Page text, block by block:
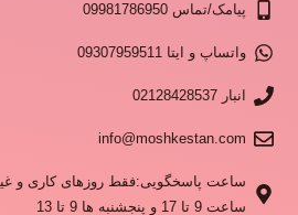
پیامک/تماس 09981786950
واتساپ و ایتا 09307959511
انبار 02128428537
info@moshkestan.com
ساعت پاسخگویی:فقط روزهای کاری و
ساعت 9 تا 17 و پنجشنبه ها 9 تا 13